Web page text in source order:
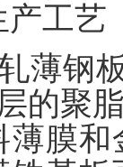
产工艺
薄钢
的聚
薄膜